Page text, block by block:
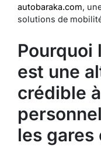
autobaraka.com,
solutions de
Pourquoi
est une
crédible
les gares